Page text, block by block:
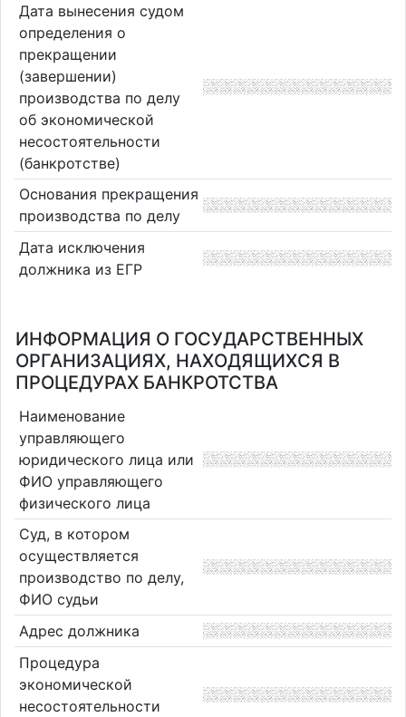
Дата вынесения судом
определения о
прекращении
(завершении)
производства по делу
об экономической
несостоятельности
(банкротстве)
Основания прекращения
производства по делу
Дата исключения
должника из ЕГР
ИНФОРМАЦИЯ О ГОСУДАРСТВЕННЫХ
ОРГАНИЗАЦИЯХ, НАХОДЯЩИХСЯ В
ПРОЦЕДУРАХ БАНКРОТСТВА
Наименование
управляющего
юридического лица или
ФИО управляющего
физического лица
Суд, в котором
осуществляется
производство по делу,
ФИО судьи
Адрес должника
Процедура
экономической
несостоятельности